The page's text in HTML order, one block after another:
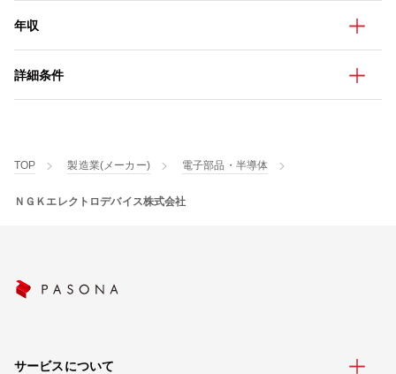
年収
詳細条件
TOP 製造業(メーカー) 電子部品・半導体
ＮＧＫエレクトロデバイス株式会社
サービスについて